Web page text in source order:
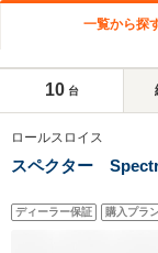
一覧から探
10 台
ロールスロイス
スペクター
ディーラー保証 購入プラ